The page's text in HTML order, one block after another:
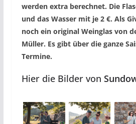
werden extra berechnet. Die
und das Wasser mit je 2 €. Als
noch ein original Weinglas von
Müller. Es gibt über die ganze
Termine.
Hier die Bilder von